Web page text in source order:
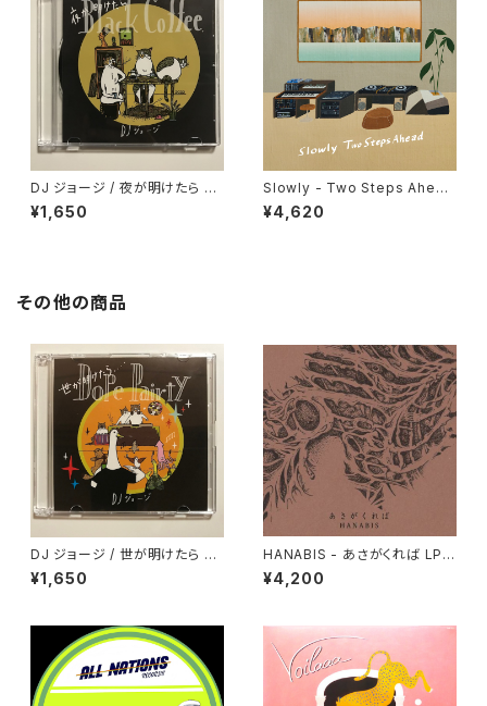
DJ ジョージ / 夜が明けたら Bl
ack Coffee
¥1,650
Slowly - Two Steps Ahead
"LP"
¥4,620
その他の商品
DJ ジョージ / 世が明けたら D
ope Pairty
¥1,650
HANABIS - あさがくれば LP v
ersion "2LP"
¥4,200